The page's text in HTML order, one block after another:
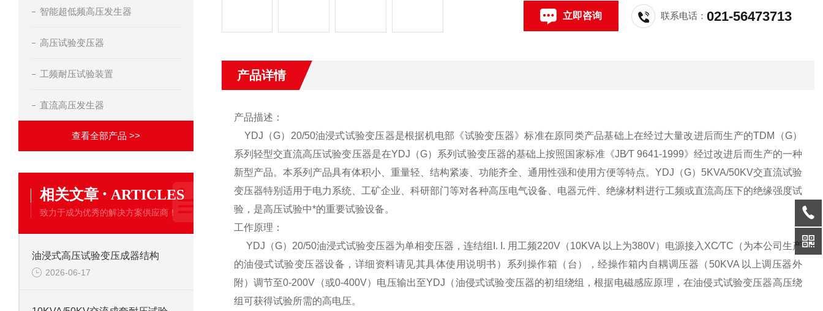
智能超低频高压发生器
高压试验变压器
工频耐压试验装置
直流高压发生器
查看全部产品 >>
相关文章 · ARTICLES
致力于成为优秀的解决方案供应商！
油浸式高压试验变压成器结构
2026-06-17
立即咨询 联系电话：021-56473713
产品详情
产品描述：
YDJ（G）20/50油浸式试验变压器是根据机电部《试验变压器》标准在原同类产品基础上在经过大量改进后而生产的TDM（G）
系列轻型交直流高压试验变压器是在YDJ（G）系列试验变压器的基础上按照国家标准《JB∕T 9641-1999》经过改进后而生产的一种
新型产品。本系列产品具有体积小、重量轻、结构紧凑、功能齐全、通用性强和使用方便等特点。 YDJ（G）5KVA/50KV交直流试验
变压器特别适用于电力系统、工矿企业、科研部门等对各种高压电气设备、电器元件、绝缘材料进行工频或直流高压下的绝缘强度试
验，是高压试验中*的重要试验设备。
工作原理：
YDJ（G）20/50油浸式试验变压器为单相变压器，连结组I. I. 用工频220V（10KVA 以上为380V）电源接入XC∕TC（为本公司生产
的油侵式试验变压器设备，详细资料请见其具体使用说明书）系列操作箱（台），经操作箱内自耦调压器（50KVA 以上调压器外
附）调节至0-200V（或0-400V）电压输出至YDJ（油侵式试验变压器的初组绕组，根据电磁感应原理，在油侵式试验变压器高压绕
组可获得试验所需的高电压。